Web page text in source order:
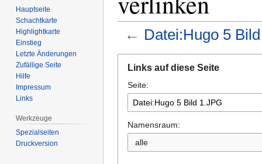
← Datei:Hugo 5
Navigation
springen
Suche
springen
Links auf diese Seite
Seite:
Namensraum:
alle
Hauptseite
Schachtkarte
Highlightkarte
Einstieg
Letzte Änderungen
Zufällige Seite
Hilfe
Impressum
Links
Werkzeuge
Spezialseiten
Druckversion